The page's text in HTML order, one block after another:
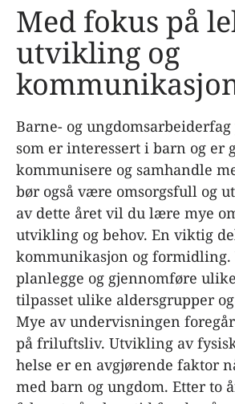
Med fokus på
utvikling og
Barne- og ungdomsarbeiderfag
som er interessert i barn og er
kommunisere og samhandle
bør også være omsorgsfull og
av dette året vil du lære mye
utvikling og behov. En viktig
kommunikasjon og formidling.
planlegge og gjennomføre
tilpasset ulike aldersgrupper
Mye av undervisningen
på friluftsliv. Utvikling av
helse er en avgjørende faktor
med barn og ungdom. Etter to